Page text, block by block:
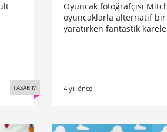
TASARIM
Oyuncak fotoğrafçısı
oyuncaklarla alternatif
yaratırken fantastik
4 yıl önce